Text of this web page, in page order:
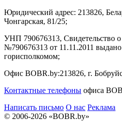
Юридический адрес: 213826,
Чонгарская, 81/25;
УНП 790676313, Свидетельство о
№790676313 от 11.11.2011
горисполкомом;
Офис BOBR.by:213826, г.
Контактные телефоны офиса
Написать письмо О нас Реклама
© 2006-2026 «BOBR.by»